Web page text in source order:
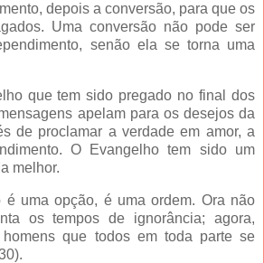
depois a conversão, para que os
Uma conversão não pode ser
senão ela se torna uma
que tem sido pregado no final dos
apelam para os desejos da
de proclamar a verdade em amor, a
O Evangelho tem sido um
melhor.
é uma opção, é uma ordem. Ora não
os tempos de ignorância; agora,
que todos em toda parte se